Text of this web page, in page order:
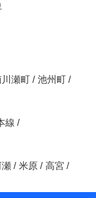
川瀬町 / 池州町 /
線 /
瀬 / 米原 / 高宮 /